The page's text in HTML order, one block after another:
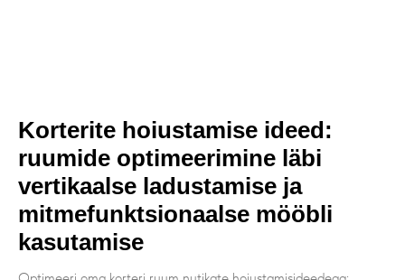
Korterite hoiustamise ideed:
ruumide optimeerimine läbi
vertikaalse ladustamise ja
mitmefunktsionaalse mööbli
kasutamise